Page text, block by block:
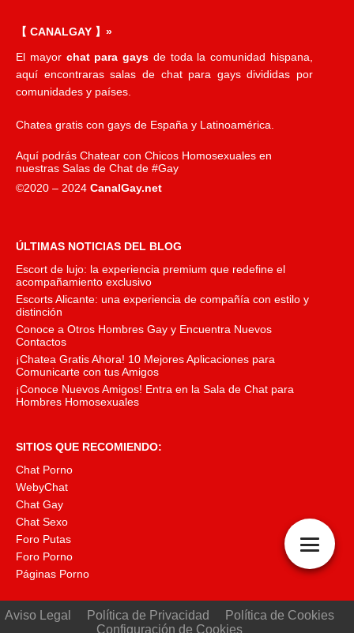
【 CANALGAY 】»
El mayor chat para gays de toda la comunidad hispana,
aquí encontraras salas de chat para gays divididas por
comunidades y países.
Chatea gratis con gays de España y Latinoamérica.
Aquí podrás Chatear con Chicos Homosexuales en
nuestras Salas de Chat de #Gay
©2020 – 2024 CanalGay.net
ÚLTIMAS NOTICIAS DEL BLOG
Escort de lujo: la experiencia premium que redefine el
acompañamiento exclusivo
Escorts Alicante: una experiencia de compañía con estilo y
distinción
Conoce a Otros Hombres Gay y Encuentra Nuevos
Contactos
¡Chatea Gratis Ahora! 10 Mejores Aplicaciones para
Comunicarte con tus Amigos
¡Conoce Nuevos Amigos! Entra en la Sala de Chat para
Hombres Homosexuales
SITIOS QUE RECOMIENDO:
Chat Porno
WebyChat
Chat Gay
Chat Sexo
Foro Putas
Foro Porno
Páginas Porno
Aviso Legal Política de Privacidad
Política de Cookies
Configuración de Cookies